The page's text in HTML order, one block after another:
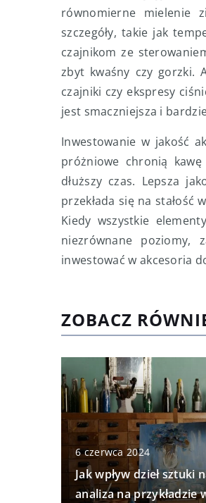
równomierne mielenie
szczegóły, takie jak
czajnikom ze
zbyt kwaśny czy gorzki.
czajniki czy ekspresy
jest smaczniejsza i
Inwestowanie w jakość
próżniowe chronią
dłuższy czas. Lepsza
przekłada się na stałość
Kiedy wszystkie
niezrównane poziomy,
inwestować w akcesoria
ZOBACZ
6 czerwca 2024
Jak wpływ dzieł sztuki
analiza na przykładzie